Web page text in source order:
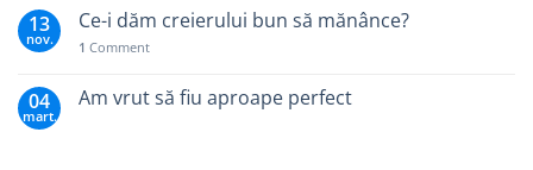
13
nov.
Ce-i dăm creierului bun să mănânce?
1 Comment
04
mart.
Am vrut să fiu aproape perfect